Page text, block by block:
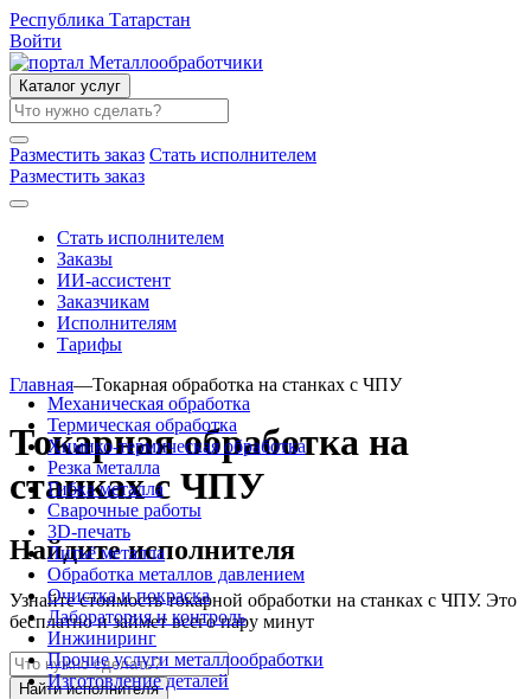
Республика Татарстан
Войти
Каталог услуг
Разместить заказ Стать исполнителем
Разместить заказ
Стать исполнителем
Заказы
ИИ-ассистент
Заказчикам
Исполнителям
Тарифы
Механическая обработка
Термическая обработка
Химико-термическая обработка
Резка металла
Гибка металла
Сварочные работы
3D-печать
Литьё металла
Обработка металлов давлением
Очистка и покраска
Лаборатория и контроль
Инжиниринг
Прочие услуги металлообработки
Изготовление деталей
Главная—Токарная обработка на станках с ЧПУ
Токарная обработка на
станках с ЧПУ
Найдите исполнителя
Узнайте стоимость токарной обработки на станках с ЧПУ. Это
бесплатно и займет всего пару минут
Найти исполнителя